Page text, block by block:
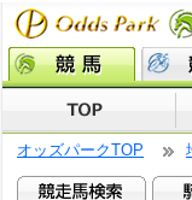
オッズパークTOP